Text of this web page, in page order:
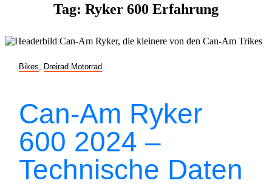
Tag: Ryker 600 Erfahrung
Bikes Dreirad Motorrad
Can-Am Ryker
600 2024 –
Technische Daten